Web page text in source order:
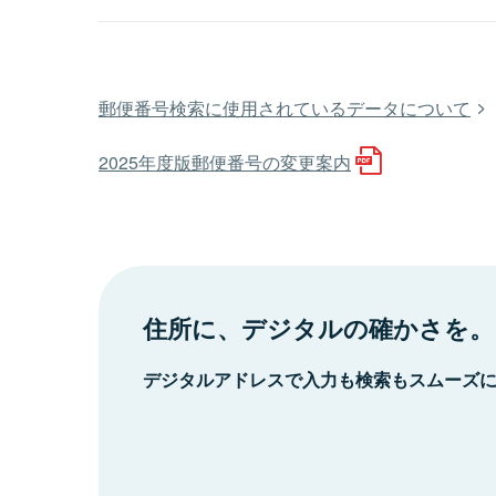
郵便番号検索に使用されているデータについて
2025年度版郵便番号の変更案内
住所に、デジタルの確かさを。
デジタルアドレスで入力も検索もスムーズ